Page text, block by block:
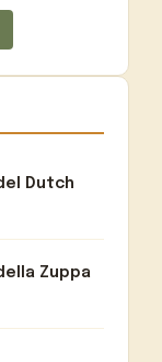
Dutch
Zuppa